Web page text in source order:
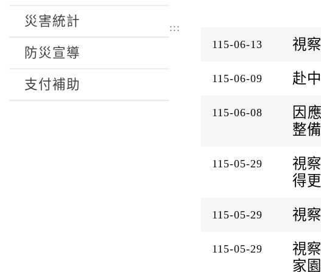
災害統計
防災宣導
支付補助
:::
視
115-06-13
赴
115-06-09
因
整備
115-06-08
視
得
115-05-29
視
115-05-29
視
家園
115-05-29